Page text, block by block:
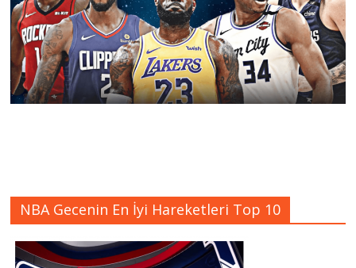
NBA Gecenin En İyi Hareketleri Top 10